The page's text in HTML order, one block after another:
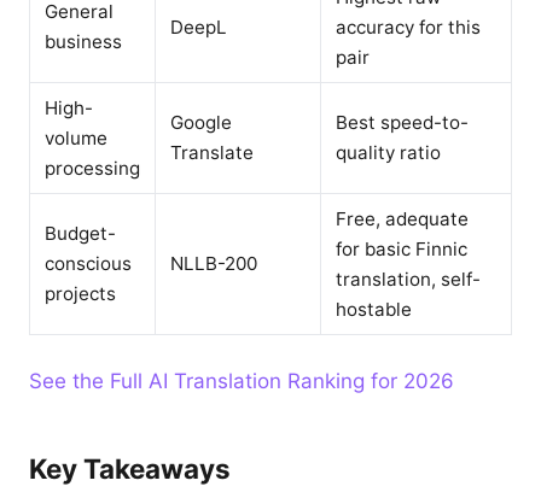
General
business
DeepL
accuracy for this
pair
High-
volume
processing
Google
Translate
Best speed-to-
quality ratio
Budget-
conscious
projects
NLLB-200
Free, adequate
for basic Finnic
translation, self-
hostable
See the Full AI Translation Ranking for 2026
Key Takeaways